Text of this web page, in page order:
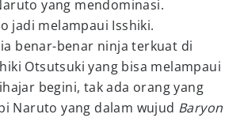
yang mendominasi.
jadi melampaui Isshiki.
benar-benar ninja terkuat di
Otsutsuki yang bisa melampaui
begini, tak ada orang yang
Naruto yang dalam wujud Baryon